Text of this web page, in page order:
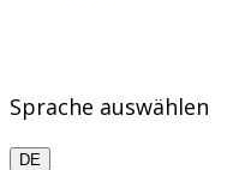
Sprache auswählen
DE